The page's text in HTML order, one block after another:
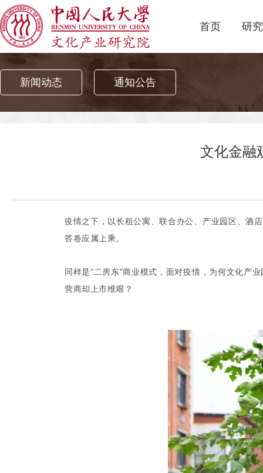
首页 研
新闻动态 通知公告
文化金融
疫情之下，以长租公寓、联合办公、产业园区、酒
答卷应属上乘。
同样是“二房东”商业模式，面对疫情，为何文化产
营商却上市维艰？